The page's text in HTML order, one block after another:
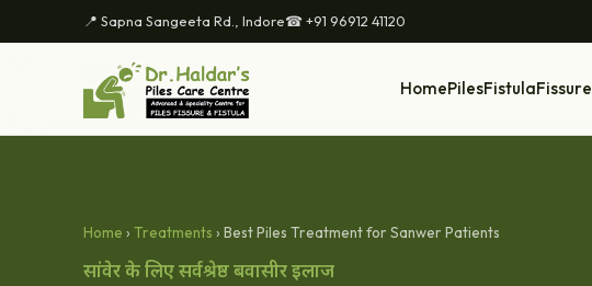
📍 Sapna Sangeeta Rd., Indore☎ +91 96912 41120
HomePilesFistulaFissure
Home › Treatments › Best Piles Treatment for Sanwer Patients
सांवेर के लिए सर्वश्रेष्ठ बवासीर इलाज